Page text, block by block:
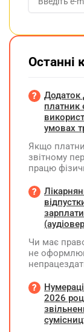
Останні
Додаток
платник
умовах
Якщо
звітному
працю
на інших
Додаток
період не
Чи має
не
збереження
2026